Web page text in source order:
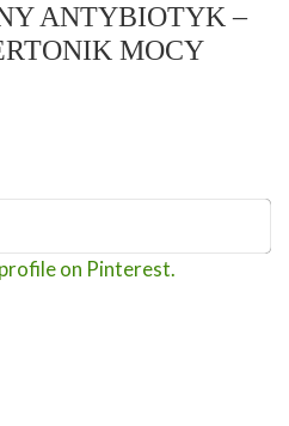
ANTYBIOTYK –
MOCY
on Pinterest.